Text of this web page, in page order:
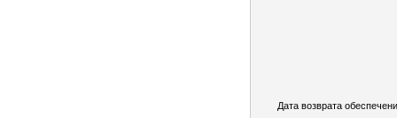
Дата возврата